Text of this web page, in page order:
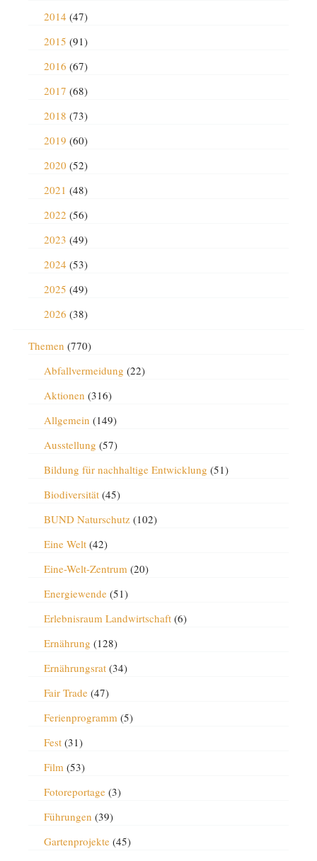
2014 (47)
2015 (91)
2016 (67)
2017 (68)
2018 (73)
2019 (60)
2020 (52)
2021 (48)
2022 (56)
2023 (49)
2024 (53)
2025 (49)
2026 (38)
Themen (770)
Abfallvermeidung (22)
Aktionen (316)
Allgemein (149)
Ausstellung (57)
Bildung für nachhaltige Entwicklung (51)
Biodiversität(45)
BUND Naturschutz(102)
Eine Welt(42)
Eine-Welt-Zentrum(20)
Energiewende(51)
Erlebnisraum Landwirtschaft(6)
Ernährung (128)
Ernährungsrat(34)
Fair Trade(47)
Ferienprogramm(5)
Fest(31)
Film(53)
Fotoreportage(3)
Führungen (39)
Gartenprojekte(45)